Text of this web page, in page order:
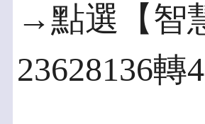
→點選【智
23628136